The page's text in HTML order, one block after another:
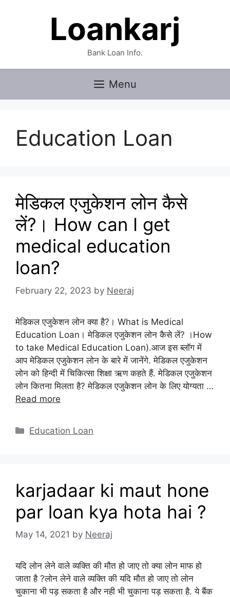
Loankarj
Bank Loan Info.
Menu
Education Loan
मेडिकल एजुकेशन लोन कैसे
लें?। How can I get
medical education
loan?
February 22, 2023 by Neeraj
मेडिकल एजुकेशन लोन क्या है?। What is Medical
Education Loan। मेडिकल एजुकेशन लोन कैसे लें? ।How
to take Medical Education Loan).आज इस ब्लॉग में
आप मेडिकल एजुकेशन लोन के बारे में जानेंगे. मेडिकल एजुकेशन
लोन को हिन्दी में चिकित्सा शिक्षा ऋण कहते हैं. मेडिकल एजुकेशन
लोन कितना मिलता है? मेडिकल एजुकेशन लोन के लिए योग्यता …
Read more
Categories
Education Loan
karjadaar ki maut hone
par loan k‍ya hota hai ?
May 14, 2021 by Neeraj
यदि लोन लेने वाले व्यक्ति की मौत हो जाए तो क्या लोन माफ हो
जाता है ?लोन लेने वाले व्यक्ति की यदि मौत हो जाए तो लोन
चुकाना भी पड़ सकता है और नही भी चुकाना पड़ सकता है. ये बैंक